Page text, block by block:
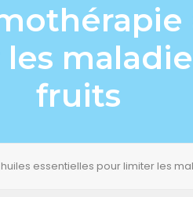
fruits
essentielles pour limiter les